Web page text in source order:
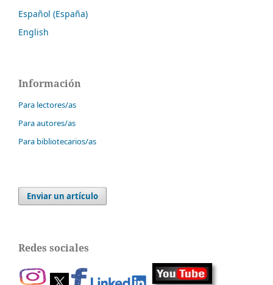
Español (España)
English
Información
Para lectores/as
Para autores/as
Para bibliotecarios/as
Enviar un artículo
Redes sociales